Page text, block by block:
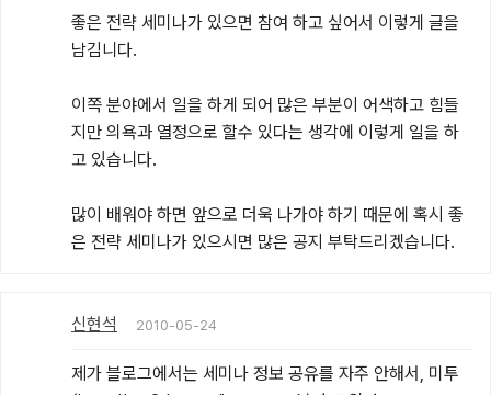
좋은 전략 세미나가 있으면 참여 하고 싶어서 이렇게 글을
남김니다.
이쪽 분야에서 일을 하게 되어 많은 부분이 어색하고 힘들
지만 의욕과 열정으로 할수 있다는 생각에 이렇게 일을 하
고 있습니다.
많이 배워야 하면 앞으로 더욱 나가야 하기 때문에 혹시 좋
은 전략 세미나가 있으시면 많은 공지 부탁드리겠습니다.
신현석 2010-05-24
제가 블로그에서는 세미나 정보 공유를 자주 안해서, 미투